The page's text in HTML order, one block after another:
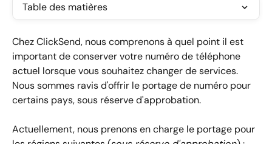
Table des matières
Chez ClickSend, nous comprenons à quel point il est
important de conserver votre numéro de téléphone
actuel lorsque vous souhaitez changer de services.
Nous sommes ravis d'offrir le portage de numéro pour
certains pays, sous réserve d'approbation.
Actuellement, nous prenons en charge le portage pour